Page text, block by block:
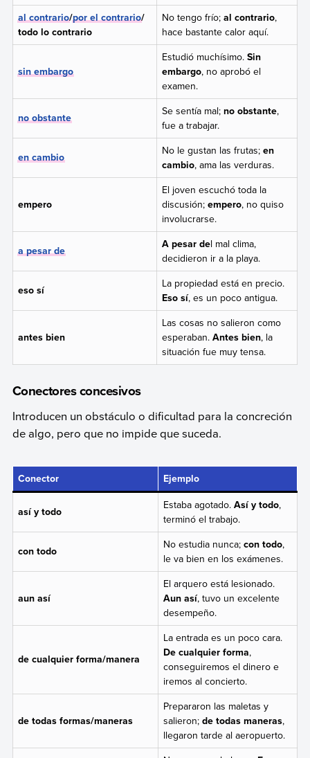
al contrario/por el contrario/
todo lo contrario
No tengo frío; al contrario,
hace bastante calor aquí.
sin embargo
Estudió muchísimo. Sin
embargo, no aprobó el
examen.
no obstante Se sentía mal; no obstante,
fue a trabajar.
en cambio No le gustan las frutas; en
cambio, ama las verduras.
empero
El joven escuchó toda la
discusión; empero, no quiso
involucrarse.
a pesar de A pesar del mal clima,
decidieron ir a la playa.
eso sí
La propiedad está en precio.
Eso sí, es un poco antigua.
antes bien
Las cosas no salieron como
esperaban. Antes bien, la
situación fue muy tensa.
Conectores concesivos
Introducen un obstáculo o dificultad para la concreción
de algo, pero que no impide que suceda.
Conector Ejemplo
así y todo Estaba agotado. Así y todo,
terminó el trabajo.
con todo No estudia nunca; con todo,
le va bien en los exámenes.
aun así
El arquero está lesionado.
Aun así, tuvo un excelente
desempeño.
de cualquier forma/manera
La entrada es un poco cara.
De cualquier forma,
conseguiremos el dinero e
iremos al concierto.
de todas formas/maneras
Prepararon las maletas y
salieron; de todas maneras,
llegaron tarde al aeropuerto.